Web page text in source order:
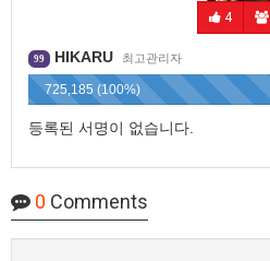
4
99 HIKARU 최고관리자
725,185 (100%)
등록된 서명이 없습니다.
0 Comments